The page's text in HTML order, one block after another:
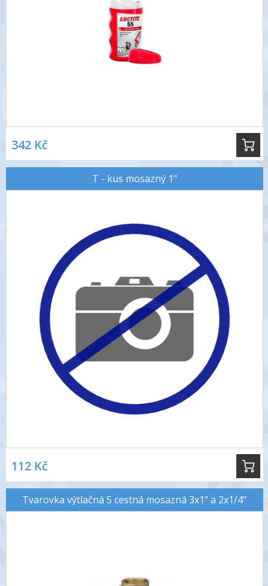
342 Kč
T - kus mosazný 1"
112 Kč
Tvarovka výtlačná 5 cestná mosazná 3x1" a 2x1/4"